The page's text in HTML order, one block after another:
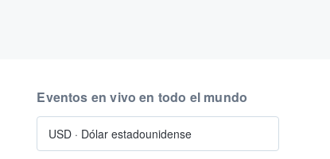
Eventos en vivo en todo el mundo
USD · Dólar estadounidense